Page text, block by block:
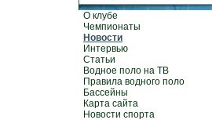
О клубе
Чемпионаты
Новости
Интервью
Статьи
Водное поло на ТВ
Правила водного поло
Бассейны
Карта сайта
Новости спорта